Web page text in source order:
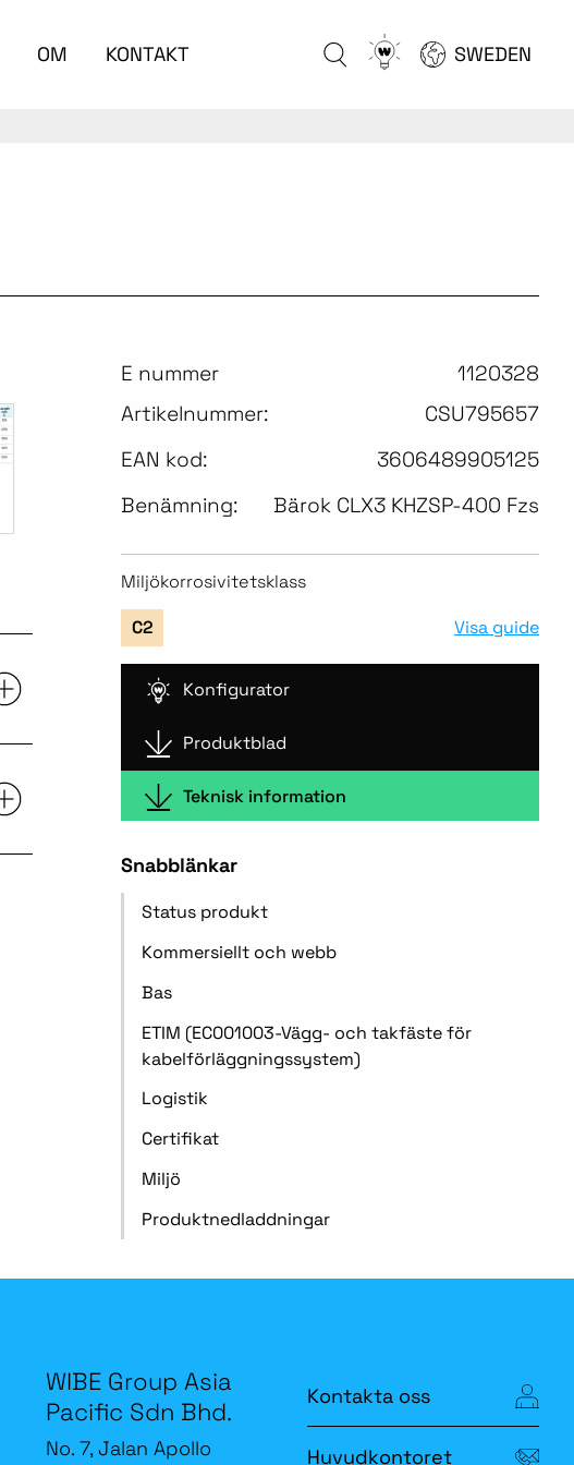
OM KONTAKT
Go
to
SWEDEN
E nummer
1120328
Artikelnummer:
CSU795657
EAN kod:
3606489905125
Benämning:
Bärok CLX3 KHZSP-400 Fzs
Miljökorrosivitetsklass
C2 Visa guide
Konfigurator
Produktblad
Teknisk information
Snabblänkar
Status produkt
Kommersiellt och webb
Bas
ETIM (EC001003-Vägg- och takfäste för
kabelförläggningssystem)
Logistik
Certifikat
Miljö
Produktnedladdningar
WIBE Group Asia
Pacific Sdn Bhd.
No. 7, Jalan Apollo
Kontakta oss
Huvudkontoret